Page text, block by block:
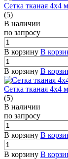
Сетка тканая
(5)
В наличии
по запросу
В корзину В
В корзину В
Сетка тканая
(5)
В наличии
по запросу
В корзину В
В корзину В